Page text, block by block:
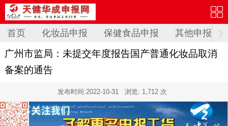
首页 化妆品申报 保健食品申报 其他申报
广州市监局：未提交年度报告国产普通化妆品取消
备案的通告
发布时间:2022-10-31 浏览: 1,712 次